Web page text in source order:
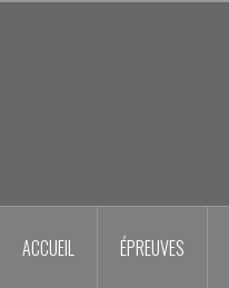
ACCUEIL ÉPREUVES